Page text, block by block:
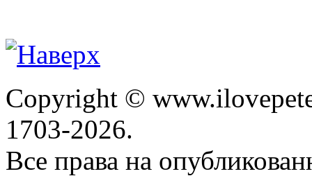
Copyright ©
1703-2026.
Все права на